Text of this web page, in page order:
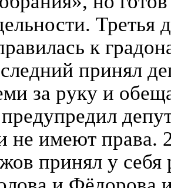
Третья
к
принял
за руку и
не имеют права.
принял у себя